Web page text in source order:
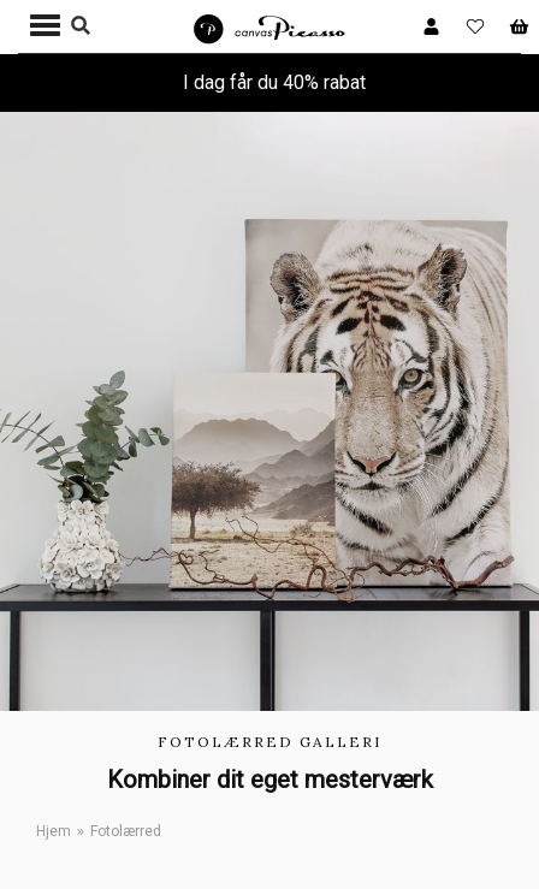
I dag får du 40% rabat
FOTOLÆRRED GALLERI
Kombiner dit eget mesterværk
Hjem Fotolærred